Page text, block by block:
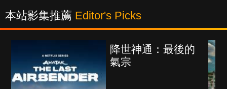
本站影集推薦 Editor's Picks
海上密室謀殺案